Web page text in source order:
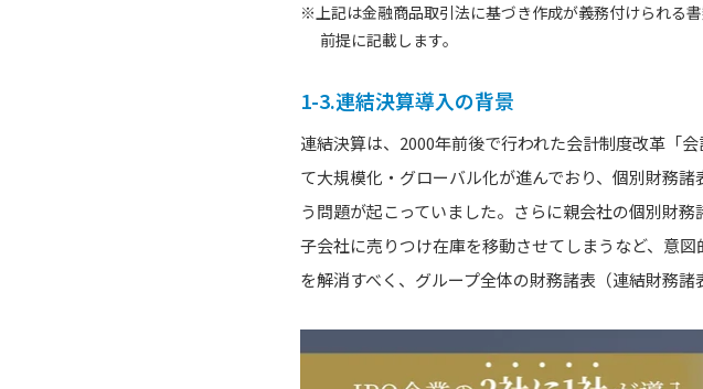
※上記は金融商品取引法に基づき作成が義務付けられる
前提に記載します。
1-3.連結決算導入の背景
連結決算は、2000年前後で行われた会計制度改革「
て大規模化・グローバル化が進んでおり、個別財務
う問題が起こっていました。さらに親会社の個別財
子会社に売りつけ在庫を移動させてしまうなど、意
を解消すべく、グループ全体の財務諸表（連結財務